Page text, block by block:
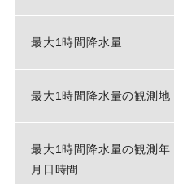
最大1時間降水量
最大1時間降水量の観測地
最大1時間降水量の観測年
月日時間